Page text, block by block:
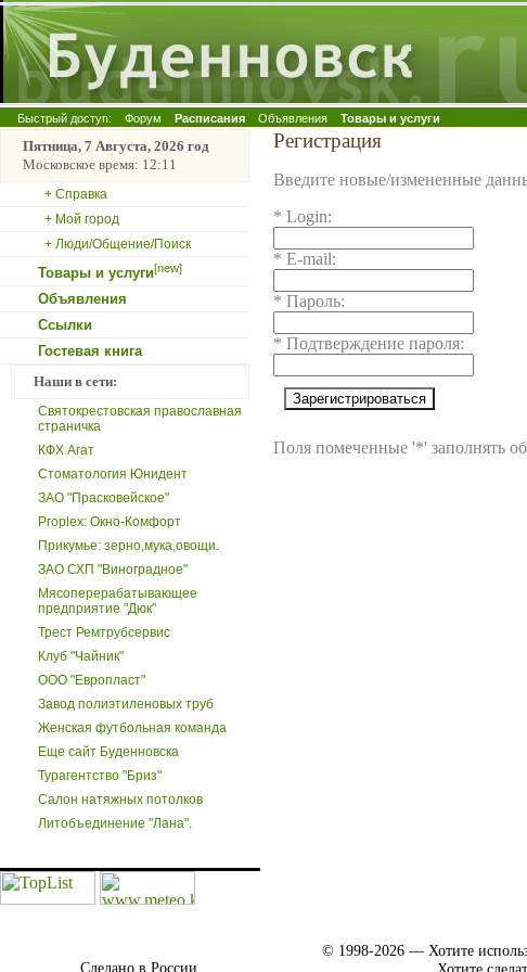
Быстрый доступ: Форум Расписания Объявления Товары и услуги
Пятница, 7 Августа, 2026 год
Московское время: 12:11
+ Справка
+ Мой город
+ Люди/Общение/Поиск
Товары и услуги[new]
Объявления
Ссылки
Гостевая книга
Наши в сети:
Святокрестовская православная
страничка
КФХ Агат
Стоматология Юнидент
ЗАО "Прасковейское"
Proplex: Окно-Комфорт
Прикумье: зерно,мука,овощи.
ЗАО СХП "Виноградное"
Мясоперерабатывающее
предприятие "Дюк"
Трест Ремтрубсервис
Клуб "Чайник"
ООО "Европласт"
Завод полиэтиленовых труб
Женская футбольная команда
Еще сайт Буденновска
Турагентство "Бриз"
Салон натяжных потолков
Литобъединение "Лана".
Регистрация
Введите новые/измененные
* Login:
* E-mail:
* Пароль:
* Подтверждение пароля:
Поля помеченные '*' заполнять
Сделано в России.
© 1998-2026 — Хотите